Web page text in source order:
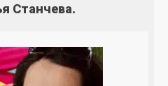
Станчева.